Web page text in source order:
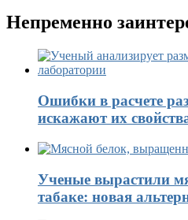
Непременно
Ошибки в расчете
искажают их
Ученые вырастили
табаке: новая